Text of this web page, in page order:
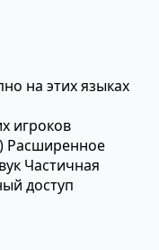
на этих языках
игроков
Расширенное
Частичная
доступ